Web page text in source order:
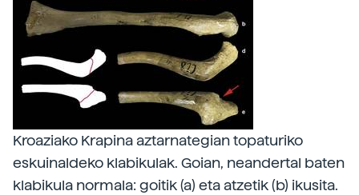
Kroaziako Krapina aztarnategian topaturiko
eskuinaldeko klabikulak. Goian, neandertal baten
klabikula normala: goitik (a) eta atzetik (b) ikusita.